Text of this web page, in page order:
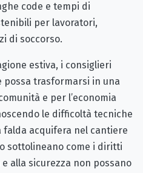
code e tempi di
per lavoratori,
di soccorso.
estiva, i consiglieri
possa trasformarsi in una
e per l’economia
le difficoltà tecniche
falda acquifera nel cantiere
sottolineano come i diritti
alla sicurezza non possano